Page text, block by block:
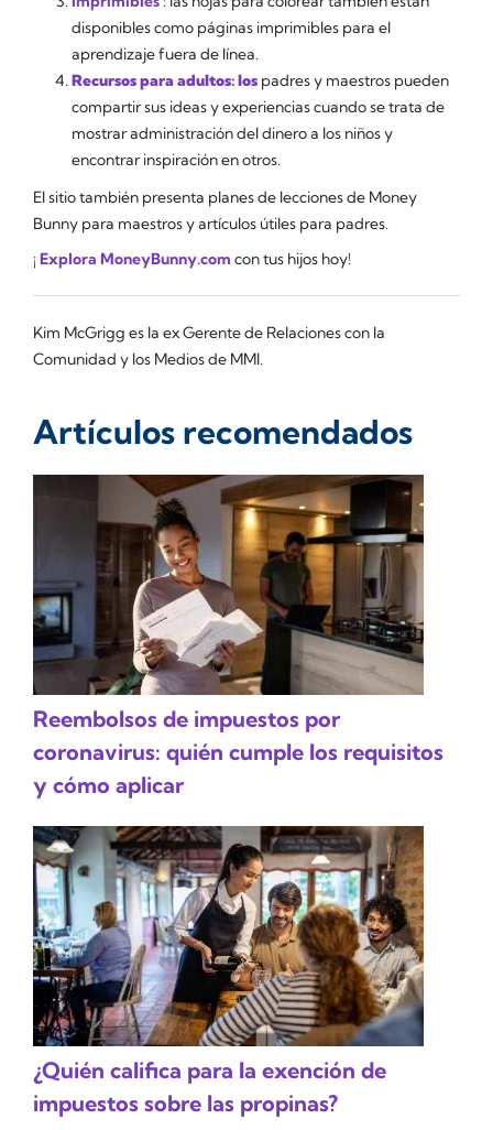
disponibles como páginas imprimibles para el
aprendizaje fuera de línea.
Recursos para adultos: los padres y maestros pueden
compartir sus ideas y experiencias cuando se trata de
mostrar administración del dinero a los niños y
encontrar inspiración en otros.
El sitio también presenta planes de lecciones de Money
Bunny para maestros y artículos útiles para padres.
¡Explora MoneyBunny.com con tus hijos hoy!
Kim McGrigg es la ex Gerente de Relaciones con la
Comunidad y los Medios de MMI.
Artículos recomendados
Reembolsos de impuestos por
coronavirus: quién cumple los requisitos
y cómo aplicar
¿Quién califica para la exención de
impuestos sobre las propinas?